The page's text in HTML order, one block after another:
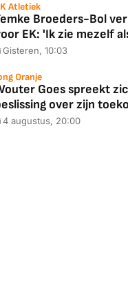
Atletiek
Broeders-Bol
EK: 'Ik zie mezelf
Gisteren, 10:03
Oranje
Goes spreekt
over zijn
4 augustus, 20:00